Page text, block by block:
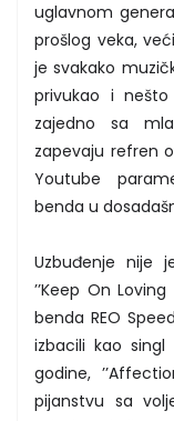
uglavnom
prošlog veka,
je svakako
privukao i
zajedno sa
zapevaju refren
Youtube
benda u
Uzbuđenje nije
’’Keep On
benda REO
izbacili kao singl
godine,
pijanstvu sa